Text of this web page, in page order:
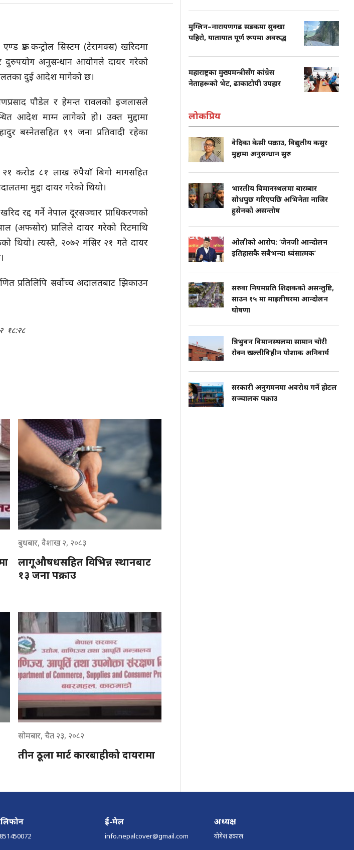
फ्रड कन्ट्रोल सिस्टम (टेरामक्स) खरिदमा
दुरुपयोग अनुसन्धान आयोगले दायर गरेको
दुई आदेश मागेको छ।
पौडेल र हेमन्त रावलको इजलासले
आदेश माग्न लागेको हो। उक्त मुद्दामा
बस्नेतसहित १९ जना प्रतिवादी रहेका
करोड ८१ लाख रुपैयाँ बिगो मागसहित
मुद्दा दायर गरेको थियो।
रद्द गर्ने नेपाल दूरसञ्चार प्राधिकरणको
(अफसोर) प्रालिले दायर गरेको रिटमाथि
थियो। त्यस्तै, २०७२ मंसिर २१ गते दायर
प्रतिलिपि सर्वोच्च अदालतबाट झिकाउन
१८:२८
बुधबार, वैशाख २, २०८३
लागूऔषधसहित विभिन्न स्थानबाट
१३ जना पक्राउ
सोमबार, चैत २३, २०८२
तीन ठूला मार्ट कारबाहीको दायरामा
मुग्लिन–नारायणगढ सडकमा सुक्खा
पहिरो, यातायात पूर्ण रूपमा अवरुद्ध
महाराष्ट्रका मुख्यमन्त्रीसँग कांग्रेस
नेताहरूको भेट, ढाकाटोपी उपहार
लोकप्रिय
वेदिका केसी पक्राउ, विद्युतीय कसुर
मुद्दामा अनुसन्धान सुरु
भारतीय विमानस्थलमा बारम्बार
सोधपुछ गरिएपछि अभिनेता नाजिर
हुसेनको असन्तोष
ओलीको आरोप: ‘जेनजी आन्दोलन
इतिहासकै सबैभन्दा ध्वंसात्मक’
सरुवा नियमप्रति शिक्षकको असन्तुष्टि,
साउन १५ मा माइतीघरमा आन्दोलन
घोषणा
त्रिभुवन विमानस्थलमा सामान चोरी
रोक्न खल्तीविहीन पोशाक अनिवार्य
सरकारी अनुगमनमा अवरोध गर्ने होटल
सञ्चालक पक्राउ
ई-मेल
info.nepalcover@gmail.com
अध्यक्ष
योगेश ढकाल